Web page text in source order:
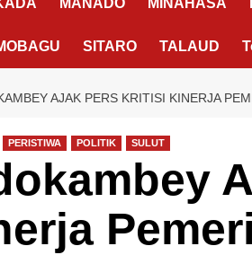
SITARO TALAUD
AJAK PERS KRITISI KINERJA
PERISTIWA POLITIK SULUT